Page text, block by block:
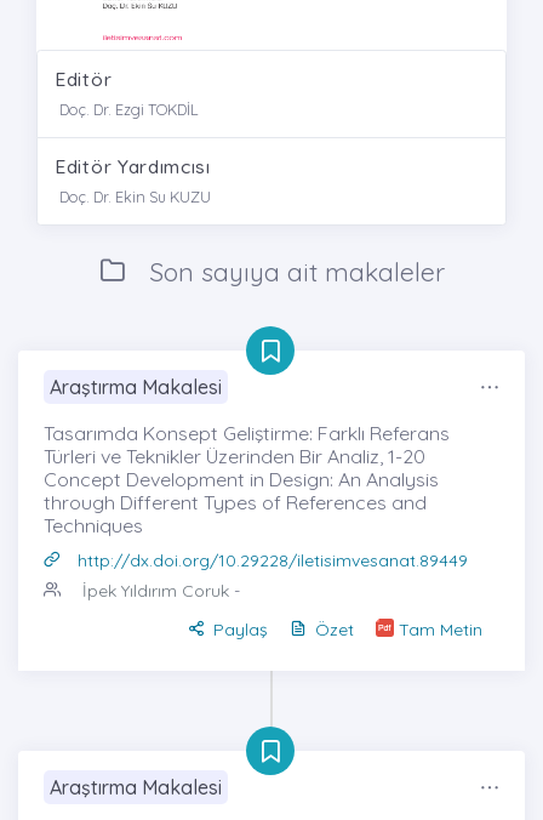
Editör
Doç. Dr. Ezgi TOKDİL
Editör Yardımcısı
Doç. Dr. Ekin Su KUZU
Son sayıya ait makaleler
Araştırma Makalesi
Tasarımda Konsept Geliştirme: Farklı Referans
Türleri ve Teknikler Üzerinden Bir Analiz, 1-20
Concept Development in Design: An Analysis
through Different Types of References and
Techniques
http://dx.doi.org/10.29228/iletisimvesanat.89449
İpek Yıldırım Coruk -
Paylaş
Özet Tam Metin
Araştırma Makalesi